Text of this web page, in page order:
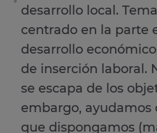
desarrollo local.
centrado en la parte
desarrollo
de inserción laboral.
se escapa de los
embargo,
que dispongamos